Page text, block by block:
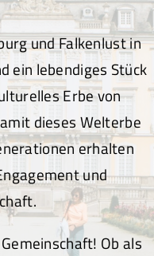
und Falkenlust in
ein lebendiges Stück
Erbe von
dieses Welterbe
erhalten
und
Ob als